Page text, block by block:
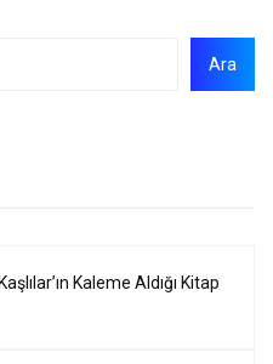
Ara
Kaleme Aldığı Kitap